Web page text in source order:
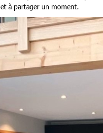
à partager un moment.